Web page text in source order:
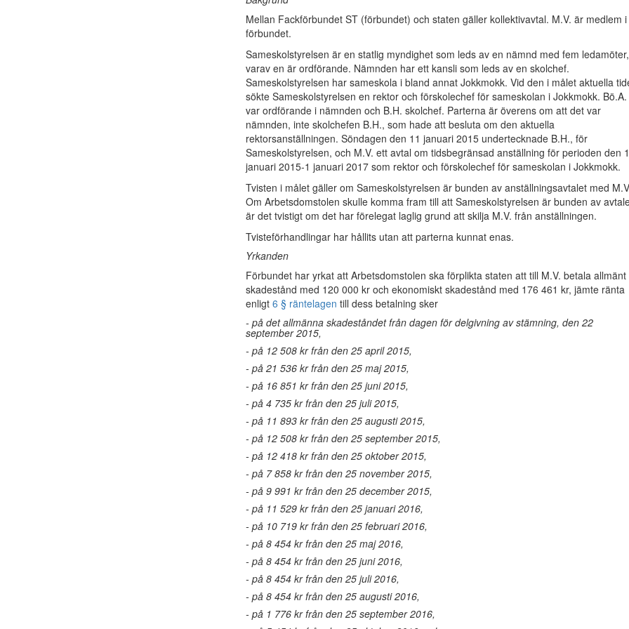
Mellan Fackförbundet ST (förbundet) och staten gäller kollektivavtal. M.V. är medlem i
förbundet.
Sameskolstyrelsen är en statlig myndighet som leds av en nämnd med fem ledamöter,
varav en är ordförande. Nämnden har ett kansli som leds av en skolchef.
Sameskolstyrelsen har sameskola i bland annat Jokkmokk. Vid den i målet aktuella
sökte Sameskolstyrelsen en rektor och förskolechef för sameskolan i Jokkmokk. Bö.A.
var ordförande i nämnden och B.H. skolchef. Parterna är överens om att det var
nämnden, inte skolchefen B.H., som hade att besluta om den aktuella
rektorsanställningen. Söndagen den 11 januari 2015 undertecknade B.H., för
Sameskolstyrelsen, och M.V. ett avtal om tidsbegränsad anställning för perioden den
januari 2015-1 januari 2017 som rektor och förskolechef för sameskolan i Jokkmokk.
Tvisten i målet gäller om Sameskolstyrelsen är bunden av anställningsavtalet med
Om Arbetsdomstolen skulle komma fram till att Sameskolstyrelsen är bunden av
är det tvistigt om det har förelegat laglig grund att skilja M.V. från anställningen.
Tvisteförhandlingar har hållits utan att parterna kunnat enas.
Yrkanden
Förbundet har yrkat att Arbetsdomstolen ska förplikta staten att till M.V. betala allmänt
skadestånd med 120 000 kr och ekonomiskt skadestånd med 176 461 kr, jämte ränta
enligt 6 § räntelagen till dess betalning sker
- på det allmänna skadeståndet från dagen för delgivning av stämning, den 22
september 2015,
- på 12 508 kr från den 25 april 2015,
- på 21 536 kr från den 25 maj 2015,
- på 16 851 kr från den 25 juni 2015,
- på 4 735 kr från den 25 juli 2015,
- på 11 893 kr från den 25 augusti 2015,
- på 12 508 kr från den 25 september 2015,
- på 12 418 kr från den 25 oktober 2015,
- på 7 858 kr från den 25 november 2015,
- på 9 991 kr från den 25 december 2015,
- på 11 529 kr från den 25 januari 2016,
- på 10 719 kr från den 25 februari 2016,
- på 8 454 kr från den 25 maj 2016,
- på 8 454 kr från den 25 juni 2016,
- på 8 454 kr från den 25 juli 2016,
- på 8 454 kr från den 25 augusti 2016,
- på 1 776 kr från den 25 september 2016,